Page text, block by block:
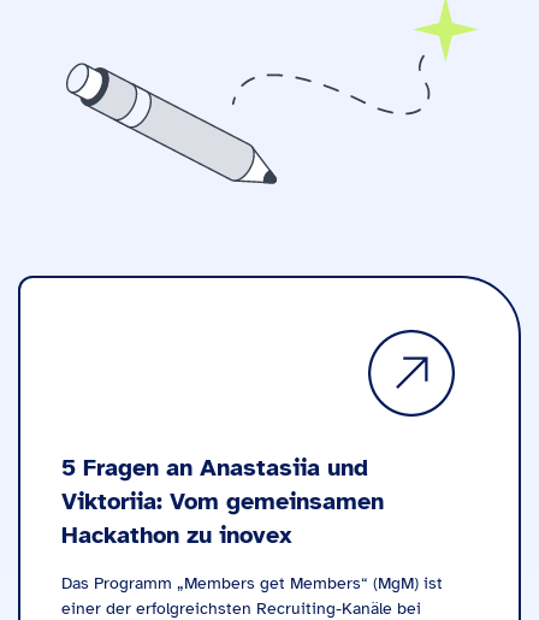
5 Fragen an Anastasiia und
Viktoriia: Vom gemeinsamen
Hackathon zu inovex
Das Programm „Members get Members“ (MgM) ist
einer der erfolgreichsten Recruiting-Kanäle bei